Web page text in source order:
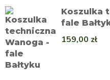
Koszulka
fale
159,00 zł